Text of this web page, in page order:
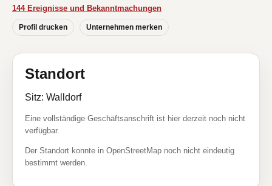
144 Ereignisse und Bekanntmachungen
Profil drucken Unternehmen merken
Standort
Sitz: Walldorf
Eine vollständige Geschäftsanschrift ist hier derzeit noch nicht
verfügbar.
Der Standort konnte in OpenStreetMap noch nicht eindeutig
bestimmt werden.